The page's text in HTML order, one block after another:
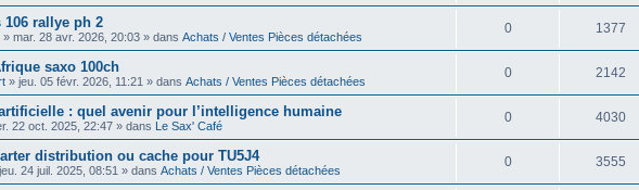
106 rallye ph 2
» mar. 28 avr. 2026, 20:03 » dans Achats / Ventes Pièces détachées
0 1377
saxo 100ch
» jeu. 05 févr. 2026, 11:21 » dans Achats / Ventes Pièces détachées
0 2142
: quel avenir pour l’intelligence humaine
22 oct. 2025, 22:47 » dans Le Sax' Café
0 4030
distribution ou cache pour TU5J4
24 juil. 2025, 08:51 » dans Achats / Ventes Pièces détachées
0 3555